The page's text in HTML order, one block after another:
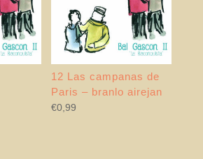
12 Las campanas de
Paris – branlo airejan
€0,99